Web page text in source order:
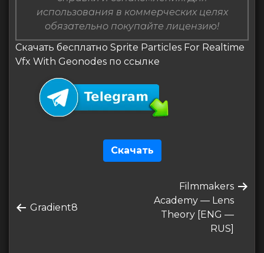
использования в коммерческих целях
обязательно покупайте лицензию!
Скачать бесплатно Sprite Particles For Realtime
Vfx With Geonodes по ссылке
Скачать
записям
Предыдущая
Gradient8
Следующая
запись
Filmmakers
Academy — Lens
Theory [ENG —
RUS]